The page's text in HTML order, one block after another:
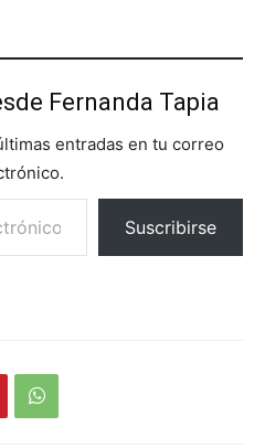
Fernanda Tapia
entradas en tu correo
Suscribirse